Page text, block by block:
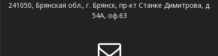
241050, Брянская обл., г. Брянск, пр-кт Станке Димитрова, д.
54А, оф.63